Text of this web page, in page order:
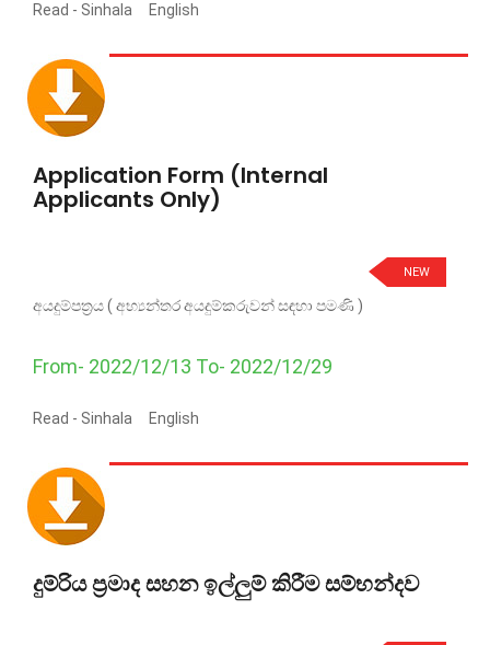
Read - Sinhala English
Application Form (Internal
Applicants Only)
NEW
අයදුම්පත්‍රය ( අභ්‍යන්තර අයදුම්කරුවන් සඳහා පමණි )
From- 2022/12/13 To- 2022/12/29
Read - Sinhala English
දුම්රිය ප්‍රමාද සහන ඉල්ලුම් කිරීම සම්භන්දව